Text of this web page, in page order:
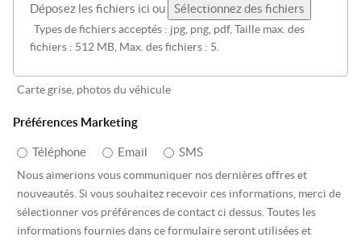
Déposez les fichiers ici ou Sélectionnez des fichiers
Types de fichiers acceptés : jpg, png, pdf, Taille max. des
fichiers : 512 MB, Max. des fichiers : 5.
Carte grise, photos du véhicule
Préférences Marketing
Téléphone Email SMS
Nous aimerions vous communiquer nos dernières offres et
nouveautés. Si vous souhaitez recevoir ces informations, merci de
sélectionner vos préférences de contact ci dessus. Toutes les
informations fournies dans ce formulaire seront utilisées et